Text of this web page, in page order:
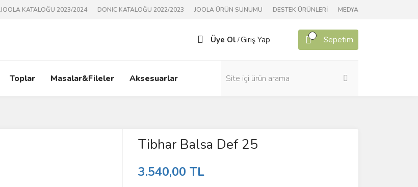
JOOLA KATALOĞU 2023/2024 DONIC KATALOĞU 2022/2023 JOOLA ÜRÜN SUNUMU DESTEK ÜRÜNLERİ MEDYA
Üye Ol /Giriş Yap Sepetim
Toplar Masalar&Fileler Aksesuarlar
Tibhar Balsa Def 25
3.540,00 TL